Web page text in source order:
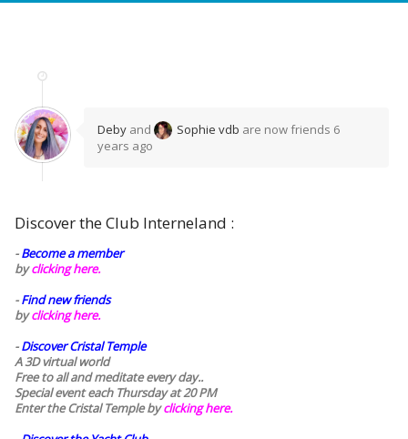
Deby and Sophie vdb are now friends 6
years ago
Discover the Club Interneland :
-Become a member
byclicking here.
-Find new friends
byclicking here.
-Discover Cristal Temple
A 3D virtual world
Free to all and meditate every day..
Special event each Thursday at 20 PM
Enter the Cristal Temple byclicking here.